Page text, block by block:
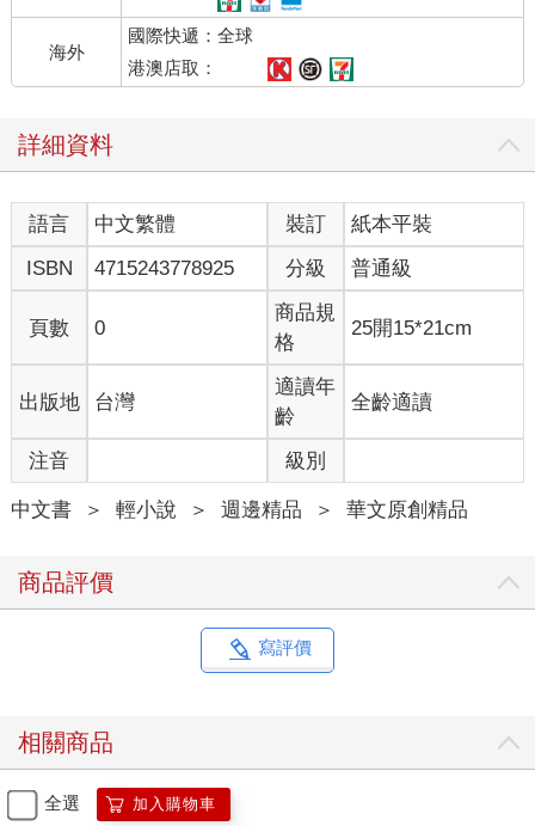
海外
國際快遞：全球
港澳店取：
詳細資料
語言 中文繁體 裝訂
紙本平裝
ISBN
4715243778925 分級 普通級
頁數 0
商品規
格
25開15*21cm
出版地 台灣
適讀年
齡
全齡適讀
注音 級別
中文書 ＞ 輕小說 ＞ 週邊精品 ＞ 華文原創精品
商品評價
寫評價
相關商品
全選 加入購物車